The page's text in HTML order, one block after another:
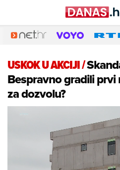
USKOK U AKCIJI/
Bespravno gradili
za dozvolu?